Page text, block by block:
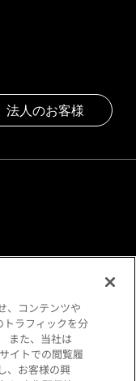
法人のお客様
、コンテンツや
ラフィックを分
また、当社は
イトでの閲覧履
、お客様の興